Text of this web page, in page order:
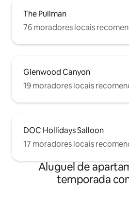
The Pullman
76 moradores locais
Glenwood Canyon
19 moradores locais
DOC Hollidays Salloon
17 moradores locais
Aluguel de
temporada